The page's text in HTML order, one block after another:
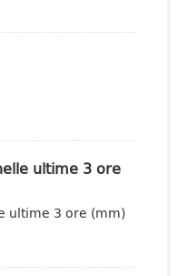
ultime 3 ore
ultime 3 ore (mm)